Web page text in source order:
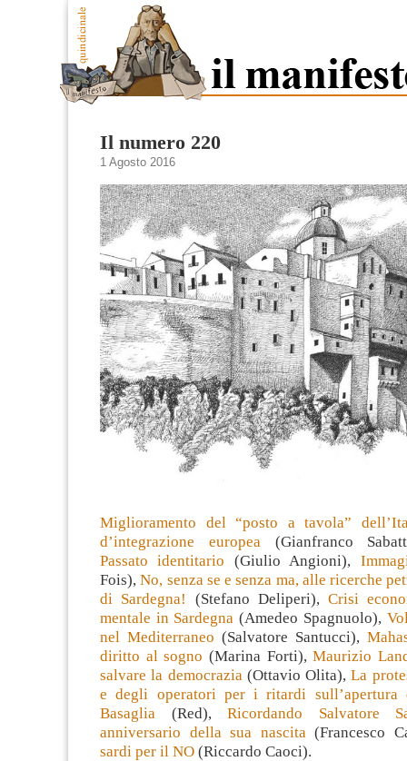
Il numero 220
1 Agosto 2016
Miglioramento del “posto a tavola”
d’integrazione europea (Gianfranco
Passato identitario (Giulio Angioni),
Fois),No, senza se e senza ma, alle ricerche
di Sardegna!
(Stefano Deliperi),Crisi
mentale in Sardegna (Amedeo Spagnuolo),
nel Mediterraneo (Salvatore Santucci),
diritto al sogno (Marina Forti),Maurizio
salvare la democrazia (Ottavio Olita),La
e degli operatori per i ritardi sull’apertura
Basaglia (Red), Ricordando Salvatore
anniversario della sua nascita (Francesco
sardi per il NO (Riccardo Caoci).